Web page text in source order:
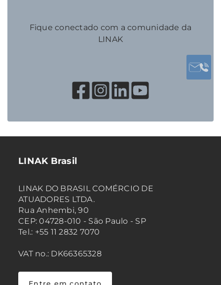
Fique conectado com a comunidade da
LINAK
LINAK Brasil
LINAK DO BRASIL COMÉRCIO DE
ATUADORES LTDA.
Rua Anhembi, 90
CEP: 04728-010 - São Paulo - SP
Tel.: +55 11 2832 7070
VAT no.: DK66365328